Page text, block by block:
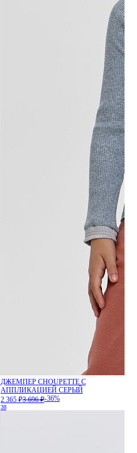
ДЖЕМПЕР CHOUPETTE С
АППЛИКАЦИЕЙ СЕРЫЙ
2 365 ₽3 696 ₽-36%
38